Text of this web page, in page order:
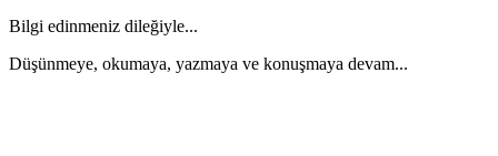
Bilgi edinmeniz dileğiyle...
Düşünmeye, okumaya, yazmaya ve konuşmaya devam...